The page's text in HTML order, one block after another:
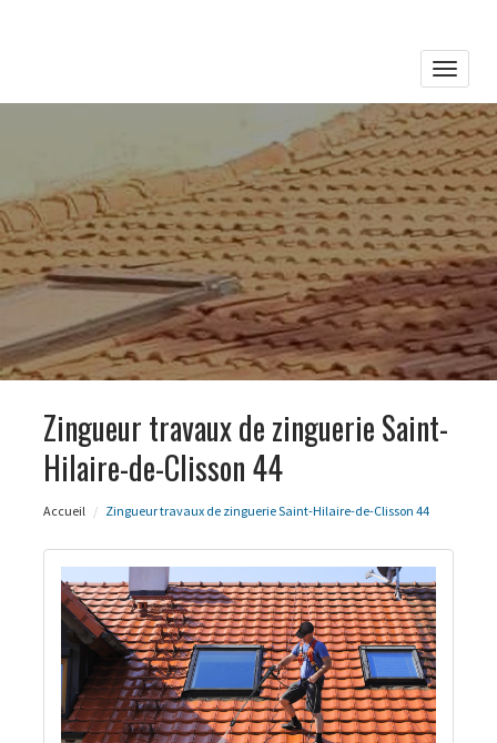
Toggle
Zingueur travaux de zinguerie Saint-
Hilaire-de-Clisson 44
Accueil Zingueur travaux de zinguerie Saint-Hilaire-de-Clisson 44